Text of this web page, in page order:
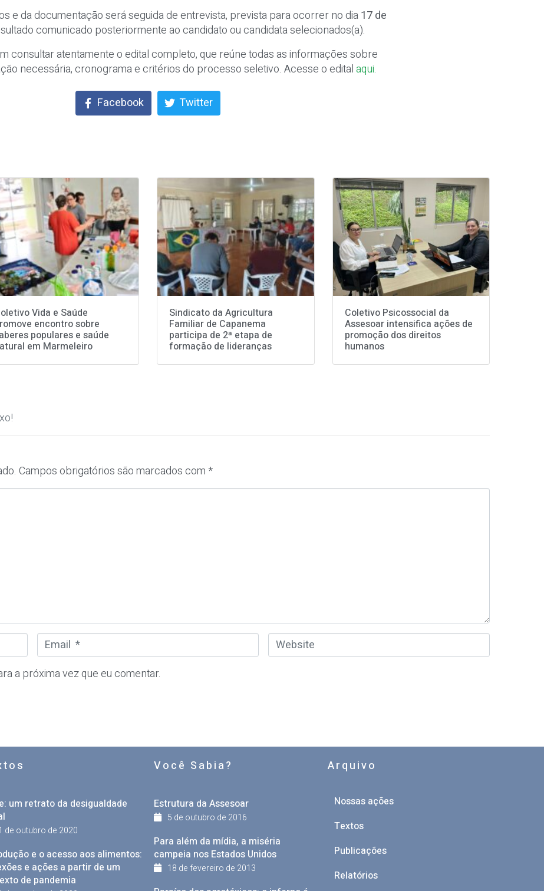
e da documentação será seguida de entrevista, prevista para ocorrer no dia17 de
comunicado posteriormente ao candidato ou candidata selecionados(a).
consultar atentamente o edital completo, que reúne todas as informações sobre
necessária, cronograma e critérios do processo seletivo. Acesse o editalaqui.
Facebook Twitter
Vida e Saúde
encontro sobre
populares e saúde
em Marmeleiro
Sindicato da Agricultura
Familiar de Capanema
participa de 2ª etapa de
formação de lideranças
Coletivo Psicossocial da
Assesoar intensifica ações de
promoção dos direitos
humanos
Campos obrigatórios são marcados com *
E
m
a
W
e
a próxima vez que eu comentar.
um retrato da desigualdade
de outubro de 2020
e o acesso aos alimentos:
e ações a partir de um
de pandemia
Você Sabia?
Estrutura da Assesoar
5 de outubro de 2016
Para além da mídia, a miséria
campeia nos Estados Unidos
18 de fevereiro de 2013
Arquivo
Nossas ações
Textos
Publicações
Relatórios